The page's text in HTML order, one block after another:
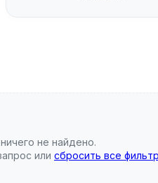
не найдено.
или сбросить все